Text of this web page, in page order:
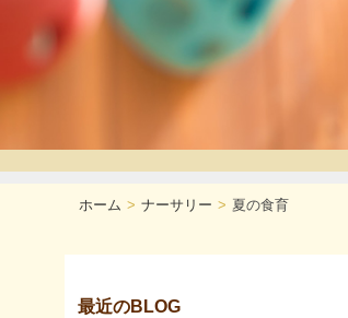
ホーム ナーサリー 夏の食育
最近のBLOG